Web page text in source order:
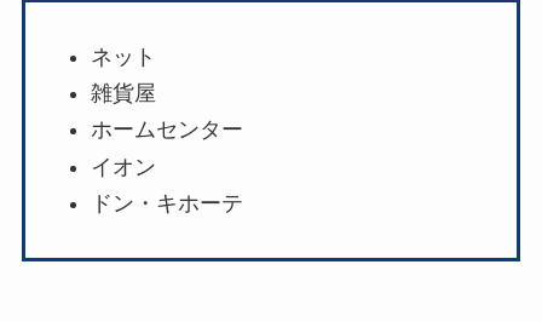
ネット
雑貨屋
ホームセンター
イオン
ドン・キホーテ